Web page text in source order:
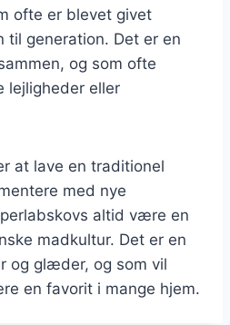
ofte er blevet givet
til generation. Det er en
og som ofte
lejligheder eller
at lave en traditionel
med nye
altid være en
madkultur. Det er en
og glæder, og som vil
en favorit i mange hjem.